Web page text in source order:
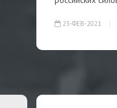
23-ФЕВ-2021